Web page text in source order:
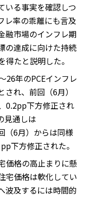
いる事実を確認しつ
レ率の乖離にも言及
融市場のインフレ期
の達成に向けた持続
たと説明した。
26年のPCEインフレ
れ、前回（6月）
0.2pp下方修正され
見通しは
6月）からは同様
下方修正された。
価格の高止まりに懸
宅価格は軟化してい
波及するには時間的